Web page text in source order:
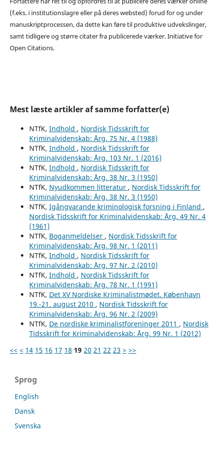
(f.eks. i institutionslagre eller på deres websted) forud for og under
manuskriptprocessen, da dette kan føre til produktive udvekslinger,
samt tidligere og større citater fra publicerede værker. Initiative for
Open Citations.
Mest læste artikler af samme forfatter(e)
NTfK, Indhold , Nordisk Tidsskrift for
Kriminalvidenskab: Årg. 75 Nr. 4 (1988)
NTfK, Indhold , Nordisk Tidsskrift for
Kriminalvidenskab: Årg. 103 Nr. 1 (2016)
NTfK, Indhold , Nordisk Tidsskrift for
Kriminalvidenskab: Årg. 38 Nr. 3 (1950)
NTfK, Nyudkommen litteratur , Nordisk Tidsskrift for
Kriminalvidenskab: Årg. 38 Nr. 3 (1950)
NTfK, Igångvarande kriminologisk forsning i Finland ,
Nordisk Tidsskrift for Kriminalvidenskab: Årg. 49 Nr. 4
(1961)
NTfK, Boganmeldelser , Nordisk Tidsskrift for
Kriminalvidenskab: Årg. 98 Nr. 1 (2011)
NTfK, Indhold , Nordisk Tidsskrift for
Kriminalvidenskab: Årg. 97 Nr. 2 (2010)
NTfK, Indhold , Nordisk Tidsskrift for
Kriminalvidenskab: Årg. 78 Nr. 1 (1991)
NTfK, Det XV Nordiske Kriminalistmødet. København
19.-21. august 2010 , Nordisk Tidsskrift for
Kriminalvidenskab: Årg. 96 Nr. 2 (2009)
NTfK, De nordiske kriminalistforeninger 2011 , Nordisk
Tidsskrift for Kriminalvidenskab: Årg. 99 Nr. 1 (2012)
<< < 14 15 16 17 18 19 20 21 22 23 > >>
Sprog
English
Dansk
Svenska